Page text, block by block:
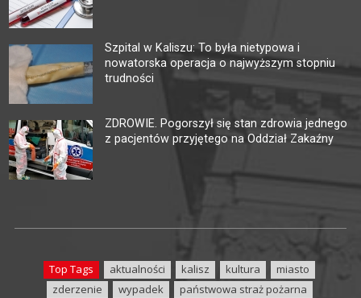
Szpital w Kaliszu: To była nietypowa i
nowatorska operacja o najwyższym stopniu
trudności
ZDROWIE. Pogorszył się stan zdrowia jednego
z pacjentów przyjętego na Oddział Zakaźny
Top Tags aktualności kalisz kultura
miasto
zderzenie
wypadek
państwowa straż pożarna